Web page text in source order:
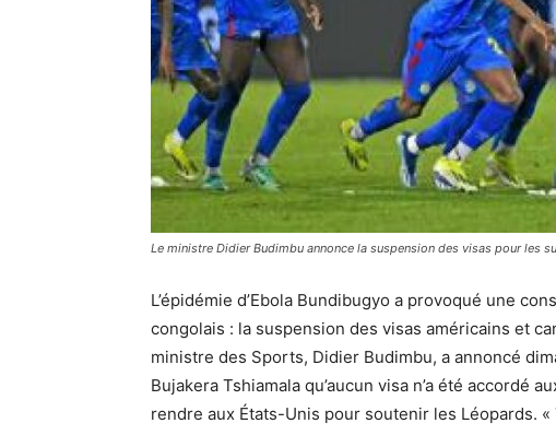
Le ministre Didier Budimbu annonce la suspension des visas pour les
L’épidémie d’Ebola Bundibugyo a provoqué une
congolais : la suspension des visas américains et
ministre des Sports, Didier Budimbu, a annoncé
Bujakera Tshiamala qu’aucun visa n’a été accordé
rendre aux États-Unis pour soutenir les Léopards.